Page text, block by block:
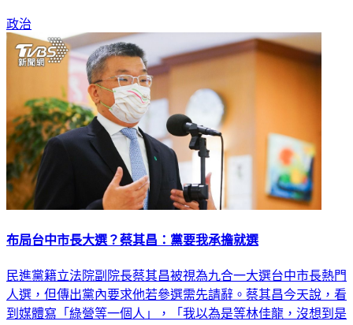
政治
布局台中市長大選？蔡其昌：黨要我承擔就選
民進黨籍立法院副院長蔡其昌被視為九合一大選台中市長熱門
人選，但傳出黨內要求他若參選需先請辭。蔡其昌今天說，看
到媒體寫「綠營等一個人」，「我以為是等林佳龍，沒想到是